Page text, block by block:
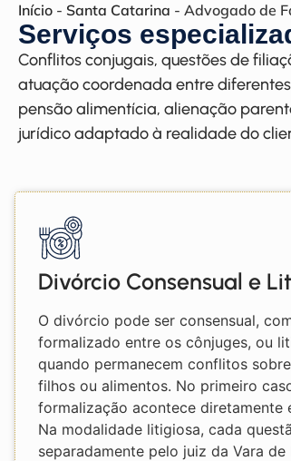
Início - Santa Catarina - Advogado de
Serviços
Conflitos conjugais, questões de
atuação coordenada entre
pensão alimentícia, alienação
jurídico adaptado à realidade do
Divórcio Consensual e
O divórcio pode ser consensual,
formalizado entre os cônjuges, ou
quando permanecem conflitos
filhos ou alimentos. No primeiro
formalização acontece diretamente
Na modalidade litigiosa, cada
separadamente pelo juiz da Vara de